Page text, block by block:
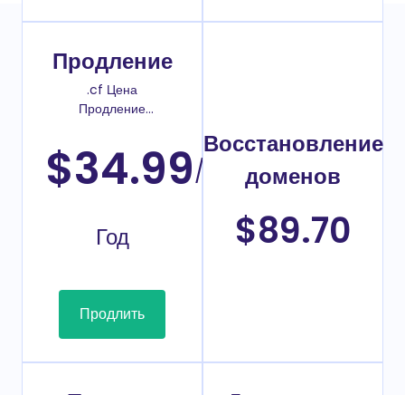
Продление
.cf Цена
Продление
$34.99/
Год
Продлить
Восстановление
доменов
$89.70